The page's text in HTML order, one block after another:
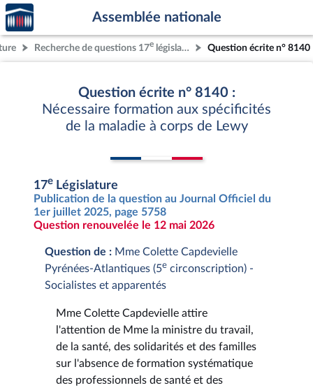
Aller au contenu
Aller en bas de la page
Accèder
à la
page
d'accueil
Assemblée nationale
Recherche de questions 17e législature Question écrite n° 8140
Question écrite n° 8140 :
Nécessaire formation aux spécificités
de la maladie à corps de Lewy
17e Législature
Publication de la question au Journal Officiel du
1er juillet 2025, page 5758
Question renouvelée le 12 mai 2026
Question de : Mme Colette Capdevielle
Pyrénées-Atlantiques (5e circonscription) -
Socialistes et apparentés
Mme Colette Capdevielle attire
l'attention de Mme la ministre du travail,
de la santé, des solidarités et des familles
sur l'absence de formation systématique
des professionnels de santé et des